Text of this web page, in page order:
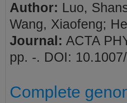
Author: Luo,
Wang, Xiaofeng;
Journal: ACTA
pp. -. DOI:
Complete